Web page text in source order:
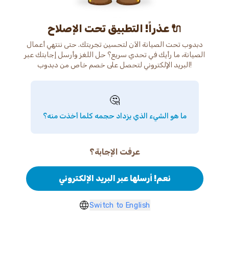
عذراً! التطبيق تحت الإصلاح 🔌
دبدوب تحت الصيانة الآن لتحسين تجربتك. حتى ننتهي أعمال
الصيانة، ما رأيك في تحدي سريع؟ حل اللغز وأرسل إجابتك عبر
البريد الإلكتروني لتحصل على خصم خاص من دبدوب!
🤔
ما هو الشيء الذي يزداد حجمه كلما أخذت منه؟
عرفت الإجابة؟
نعم! أرسلها عبر البريد الإلكتروني
Switch to English